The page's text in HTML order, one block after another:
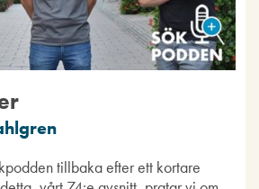
tillbaka efter ett kortare